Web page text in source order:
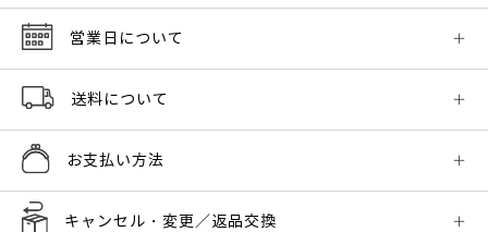
営業日について
送料について
お支払い方法
キャンセル・変更／返品交換